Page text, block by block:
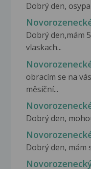
Dobrý den,
Dobrý den,mám
vlaskach...
obracím se na
měsíční...
Dobrý den,
Dobrý den, mám